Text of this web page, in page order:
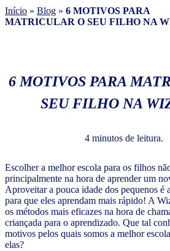
Início » Blog » 6 MOTIVOS PARA
MATRICULAR O SEU FILHO NA
6 MOTIVOS PARA
SEU FILHO NA
4 minutos de leitura.
Escolher a melhor escola para os filhos
principalmente na hora de aprender um
Aproveitar a pouca idade dos pequenos é
para que eles aprendam mais rápido! A
os métodos mais eficazes na hora de
criançada para o aprendizado. Que tal
motivos pelos quais somos a melhor
elas?